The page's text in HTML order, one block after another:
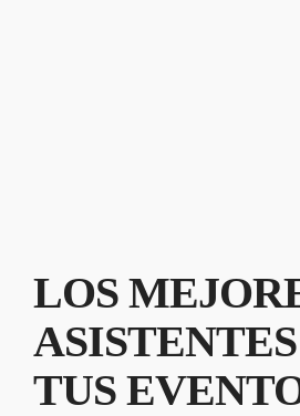
LOS
TUS